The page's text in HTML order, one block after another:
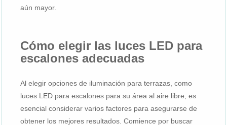
aún mayor.
Cómo elegir las luces LED para
escalones adecuadas
Al elegir opciones de iluminación para terrazas, como
luces LED para escalones para su área al aire libre, es
esencial considerar varios factores para asegurarse de
obtener los mejores resultados. Comience por buscar